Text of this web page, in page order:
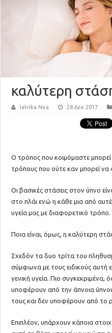
καλύτερη
Iatrika Nea 28 Δεκ 2017
Ο τρόπος που κοιμόμαστε μπορεί
τρόπους που ούτε καν μπορεί να
Οι βασικές στάσεις στον ύπνο
στο πλάι ενώ η κάθε μια από
υγεία μας με διαφορετικό τρόπο.
Ποια είναι, όμως, η καλύτερη
Σχεδόν τα δυο τρίτα του
σύμφωνα με τους ειδικούς αυτή
γενική υγεία. Πιο συγκεκριμένα,
υποφέρουν από την άπνοια
τους και δεν υποφέρουν από το
Επιπλέον, υπάρχουν κάποια